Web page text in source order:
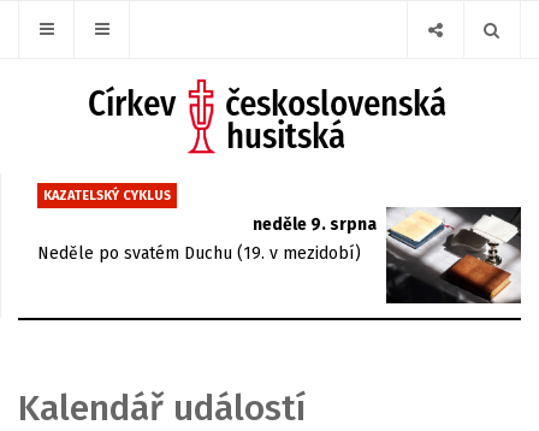
KAZATELSKÝ CYKLUS
neděle 9. srpna
Neděle po svatém Duchu (19. v mezidobí)
Kalendář událostí